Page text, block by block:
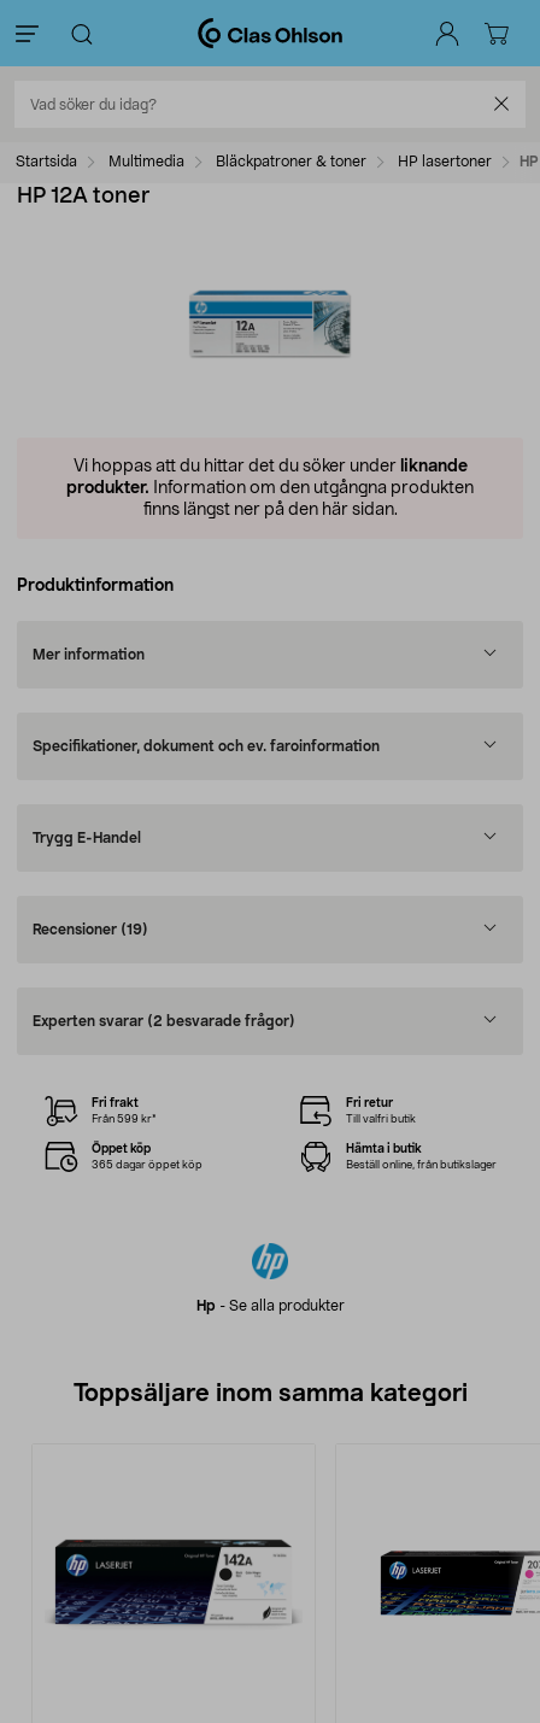
Startsida Multimedia Bläckpatroner & toner HP lasertoner
HP 12A toner
Vi hoppas att du hittar det du söker under liknande
produkter. Information om den utgångna produkten
finns längst ner på den här sidan.
Produktinformation
Mer information
Specifikationer, dokument och ev. faroinformation
Trygg E-Handel
Recensioner (19)
Experten svarar (2 besvarade frågor)
Hp - Se alla produkter
Fri frakt
Från 599 kr*
Fri retur
Till valfri butik
Öppet köp
365 dagar öppet köp
Hämta i butik
Beställ online, från butikslager
Toppsäljare inom samma kategori